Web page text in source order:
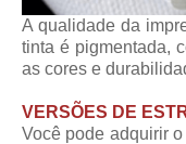
A qualidade da
tinta é pigmentada,
as cores e
VERSÕES DE
Você pode adquirir